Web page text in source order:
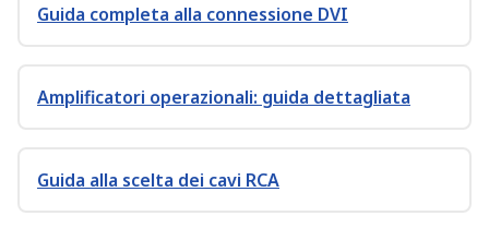
Guida completa alla connessione DVI
Amplificatori operazionali: guida dettagliata
Guida alla scelta dei cavi RCA